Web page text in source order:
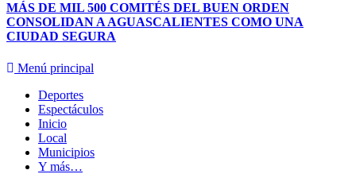
MÁS DE MIL 500 COMITÉS DEL BUEN ORDEN
CONSOLIDAN A AGUASCALIENTES COMO UNA
CIUDAD SEGURA
Menú principal
Deportes
Espectáculos
Inicio
Local
Municipios
Y más…